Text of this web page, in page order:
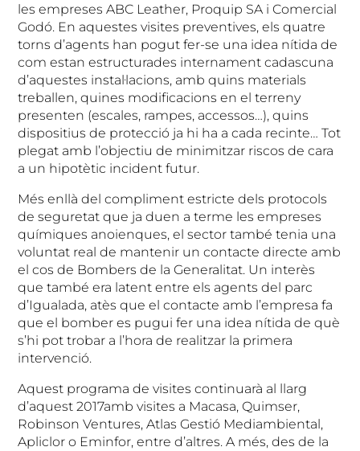
les empreses ABC Leather, Proquip SA i Comercial
Godó. En aquestes visites preventives, els quatre
torns d’agents han pogut fer-se una idea nítida de
com estan estructurades internament cadascuna
d’aquestes instal·lacions, amb quins materials
treballen, quines modificacions en el terreny
presenten (escales, rampes, accessos…), quins
dispositius de protecció ja hi ha a cada recinte… Tot
plegat amb l’objectiu de minimitzar riscos de cara
a un hipotètic incident futur.
Més enllà del compliment estricte dels protocols
de seguretat que ja duen a terme les empreses
químiques anoienques, el sector també tenia una
voluntat real de mantenir un contacte directe amb
el cos de Bombers de la Generalitat. Un interès
que també era latent entre els agents del parc
d’Igualada, atès que el contacte amb l’empresa fa
que el bomber es pugui fer una idea nítida de què
s’hi pot trobar a l’hora de realitzar la primera
intervenció.
Aquest programa de visites continuarà al llarg
d’aquest 2017amb visites a Macasa, Quimser,
Robinson Ventures, Atlas Gestió Mediambiental,
Apliclor o Eminfor, entre d’altres. A més, des de la